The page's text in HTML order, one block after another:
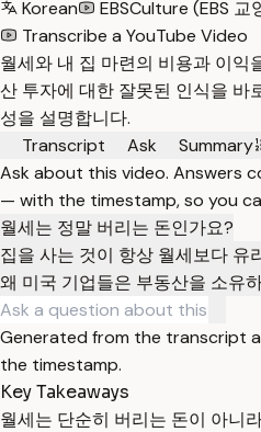
Korean
EBSCulture (EBS 교
Transcribe a YouTube Video
월세와 내 집 마련의 비용과 이익
산 투자에 대한 잘못된 인식을 바
성을 설명합니다.
Transcript
Ask Summary
Ask about this video. Answers
— with the timestamp, so you
월세는 정말 버리는 돈인가요?
집을 사는 것이 항상 월세보다 유
왜 미국 기업들은 부동산을 소유
Generated from the transcript
the timestamp.
Key Takeaways
월세는 단순히 버리는 돈이 아니